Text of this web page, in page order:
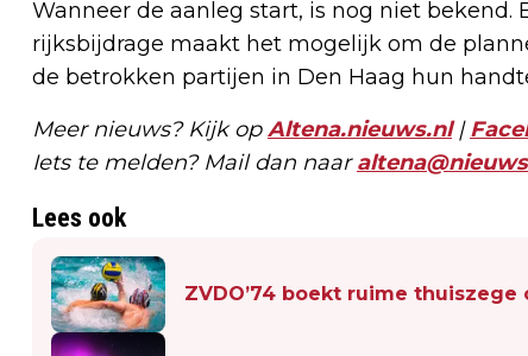
Wanneer de aanleg start, is nog niet bekend.
rijksbijdrage maakt het mogelijk om de
de betrokken partijen in Den Haag hun
Meer nieuws? Kijk opAltena.nieuws.nl|
Iets te melden? Mail dan naar
Lees ook
ZVDO’74 boekt ruime